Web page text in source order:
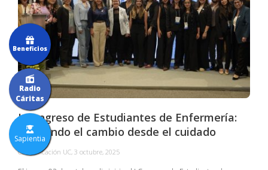
I Congreso de Estudiantes de Enfermería:
Liderando el cambio desde el cuidado
Comunicación UC, 3 octubre, 2025
Sapientia
Radio
Cáritas
Beneficios